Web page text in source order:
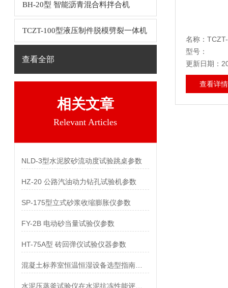
BH-20型 智能沥青混合料拌合机
TCZT-100型液压制件脱模劈裂一体机
查看全部
相关文章
Relevant Articles
NLD-3型水泥胶砂流动度试验跳桌参数
HZ-20 公路汽油动力钻孔试验机参数
SP-175型立式砂浆收缩膨胀仪参数
FY-2B 电动砂当量试验仪参数
HT-75A型 砖回弹仪试验仪器参数
型号：
更新日期：
查看详情